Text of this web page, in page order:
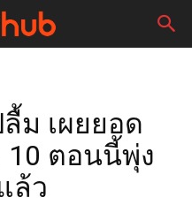
ม เผยยอด
10 ตอนนี้พุ่ง
ล้ว